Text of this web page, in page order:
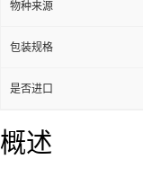
物种来源
包装规格
是否进口
概述